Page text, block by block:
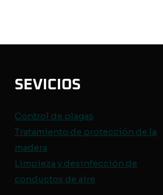
SEVICIOS
Control de plagas
Tratamiento de protección de la
madera
Limpieza y desinfección de
conductos de aire